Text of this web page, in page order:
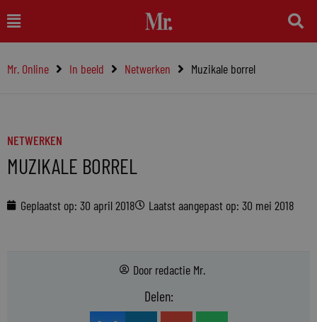
naar
inhoud
Main
Menu
Mr. Online In beeld Netwerken Muzikale borrel
NETWERKEN
MUZIKALE BORREL
Geplaatst op: 30 april 2018 Laatst aangepast op: 30 mei 2018
Door redactie Mr.
Delen: